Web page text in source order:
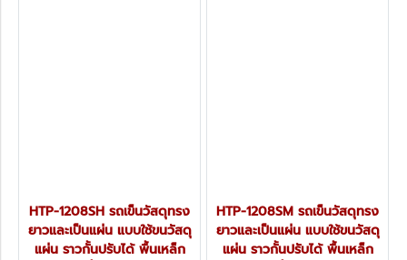
HTP-1208SH รถเข็นวัสดุทรง
ยาวและเป็นแผ่น แบบใช้ขนวัสดุ
แผ่น ราวกั้นปรับได้ พื้นเหล็ก
HTP-1208SM รถเข็นวัสดุทรง
ยาวและเป็นแผ่น แบบใช้ขนวัสดุ
แผ่น ราวกั้นปรับได้ พื้นเหล็ก